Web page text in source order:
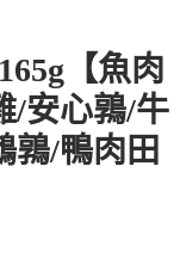
【魚肉
/安心鶉/牛
鶉/鴨肉田